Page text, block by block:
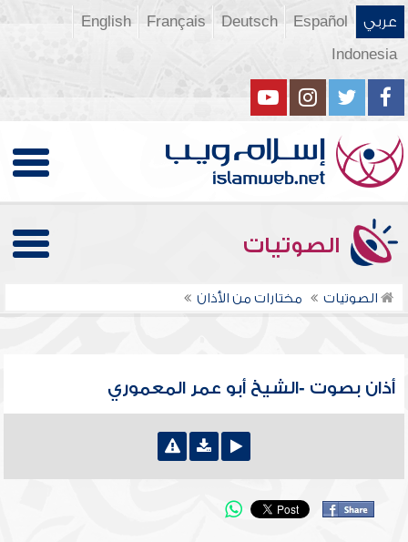
عربي Español
Deutsch
Français
English
Indonesia
الصوتيات
الصوتيات مختارات من الأذان
أذان بصوت -الشيخ أبو عمر المعموري